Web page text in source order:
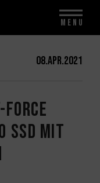
08.Apr.2021
SSD mit
MENU